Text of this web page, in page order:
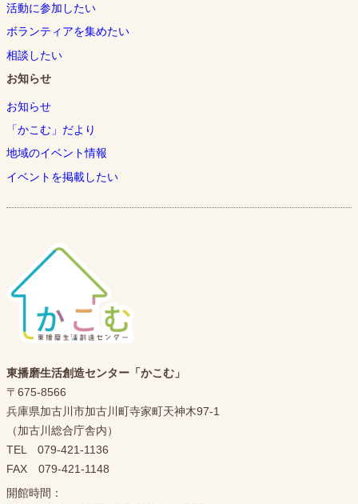
活動に参加したい
ボランティアを集めたい
相談したい
お知らせ
お知らせ
「かこむ」だより
地域のイベント情報
イベントを掲載したい
東播磨生活創造センター「かこむ」
〒675-8566
兵庫県加古川市加古川町寺家町天神木97-1
（加古川総合庁舎内）
TEL 079-421-1136
FAX 079-421-1148
開館時間：